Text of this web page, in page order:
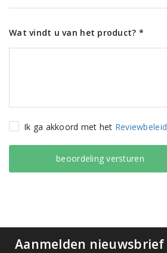
Wat vindt u van het product? *
Ik ga akkoord met het Reviewbeleid
Aanmelden nieuwsbrief